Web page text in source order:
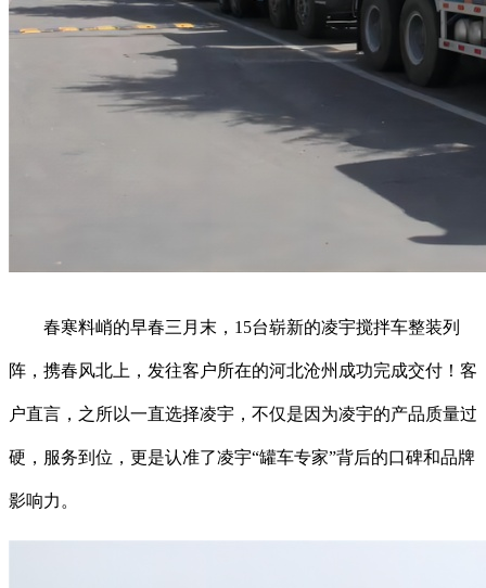
春寒料峭的早春三月末，15台崭新的凌宇搅拌车整装列
阵，携春风北上，发往客户所在的河北沧州成功完成交付！客
户直言，之所以一直选择凌宇，不仅是因为凌宇的产品质量过
硬，服务到位，更是认准了凌宇“罐车专家”背后的口碑和品牌
影响力。